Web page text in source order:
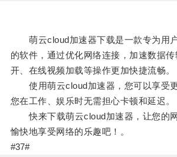
萌云cloud加速器下载是一款专为用
的软件，通过优化网络连接，加速数据
开、在线视频加载等操作更加快捷流畅。
使用萌云cloud加速器，您可以享受
您在工作、娱乐时无需担心卡顿和延迟。
快来下载萌云cloud加速器，让您的
愉快地享受网络的乐趣吧！。
#37#